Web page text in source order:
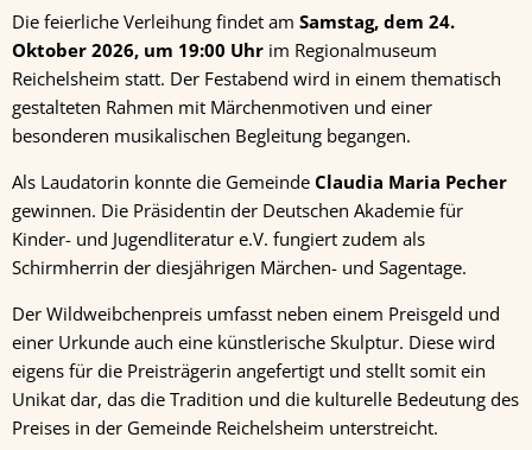
Die feierliche Verleihung findet am Samstag, dem 24.
Oktober 2026, um 19:00 Uhr im Regionalmuseum
Reichelsheim statt. Der Festabend wird in einem thematisch
gestalteten Rahmen mit Märchenmotiven und einer
besonderen musikalischen Begleitung begangen.
Als Laudatorin konnte die Gemeinde Claudia Maria Pecher
gewinnen. Die Präsidentin der Deutschen Akademie für
Kinder- und Jugendliteratur e.V. fungiert zudem als
Schirmherrin der diesjährigen Märchen- und Sagentage.
Der Wildweibchenpreis umfasst neben einem Preisgeld und
einer Urkunde auch eine künstlerische Skulptur. Diese wird
eigens für die Preisträgerin angefertigt und stellt somit ein
Unikat dar, das die Tradition und die kulturelle Bedeutung des
Preises in der Gemeinde Reichelsheim unterstreicht.